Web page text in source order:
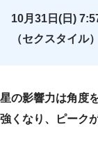
10月31日(日)
（セクスタイル）
星の影響力は角度
強くなり、ピーク